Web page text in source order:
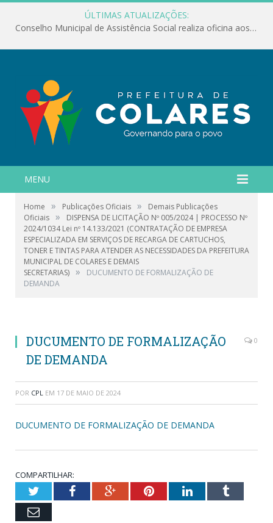
ÚLTIMAS ATUALIZAÇÕES:
Conselho Municipal de Assistência Social realiza oficina aos servidores
MENU
Home » Publicações Oficiais »
Demais Publicações
Oficiais »
DISPENSA DE LICITAÇÃO Nº 005/2024 | PROCESSO Nº
2024/1034 Lei nº 14.133/2021 (CONTRATAÇÃO DE EMPRESA
ESPECIALIZADA EM SERVIÇOS DE RECARGA DE CARTUCHOS,
TONER E TINTAS PARA ATENDER AS NECESSIDADES DA PREFEITURA
MUNICIPAL DE COLARES E DEMAIS
SECRETARIAS) »
DUCUMENTO DE FORMALIZAÇÃO DE
DEMANDA
DUCUMENTO DE FORMALIZAÇÃO
DE DEMANDA
0
POR CPL EM 17 DE MAIO DE 2024
DUCUMENTO DE FORMALIZAÇÃO DE DEMANDA
COMPARTILHAR:
TwitterFacebookGoogle+PinterestLinkedInTumblr
Email